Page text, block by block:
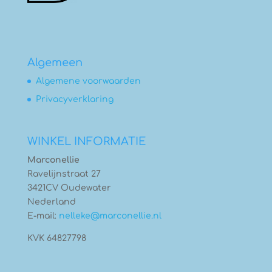
Algemeen
Algemene voorwaarden
Privacyverklaring
WINKEL INFORMATIE
Marconellie
Ravelijnstraat 27
3421CV Oudewater
Nederland
E-mail: nelleke@marconellie.nl
KVK 64827798